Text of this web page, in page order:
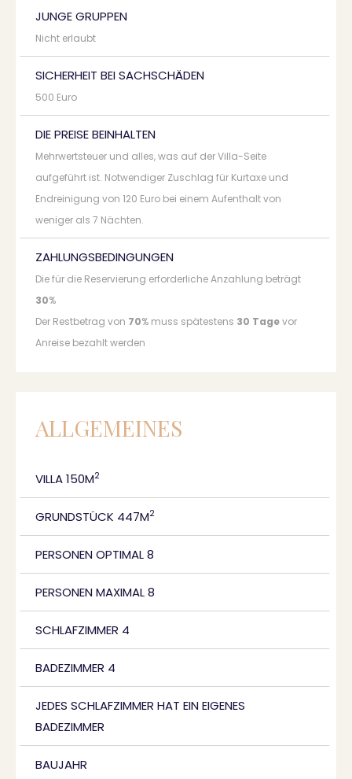
JUNGE GRUPPEN
Nicht erlaubt
SICHERHEIT BEI SACHSCHÄDEN
500 Euro
DIE PREISE BEINHALTEN
Mehrwertsteuer und alles, was auf der Villa-Seite
aufgeführt ist. Notwendiger Zuschlag für Kurtaxe und
Endreinigung von 120 Euro bei einem Aufenthalt von
weniger als 7 Nächten.
ZAHLUNGSBEDINGUNGEN
Die für die Reservierung erforderliche Anzahlung beträgt
30%
Der Restbetrag von 70% muss spätestens 30 Tagevor
Anreise bezahlt werden
ALLGEMEINES
VILLA 150M2
GRUNDSTÜCK 447M2
PERSONEN OPTIMAL 8
PERSONEN MAXIMAL 8
SCHLAFZIMMER 4
BADEZIMMER 4
JEDES SCHLAFZIMMER HAT EIN EIGENES
BADEZIMMER
BAUJAHR